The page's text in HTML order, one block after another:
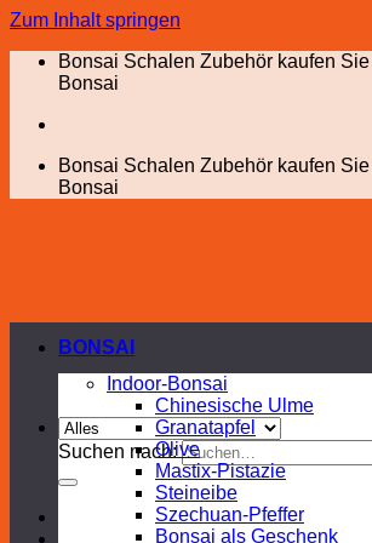
Zum Inhalt springen
Bonsai Schalen Zubehör kaufen
Bonsai
Bonsai Schalen Zubehör kaufen
Bonsai
Suchen nach:
BONSAI
Indoor-Bonsai
Chinesische Ulme
Granatapfel
Olive
Mastix-Pistazie
Steineibe
Szechuan-Pfeffer
Bonsai als Geschenk